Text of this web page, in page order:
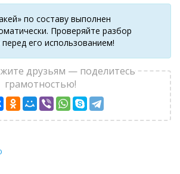
по составу выполнен
Проверяйте разбор
его использованием!
друзьям — поделитесь
грамотностью!